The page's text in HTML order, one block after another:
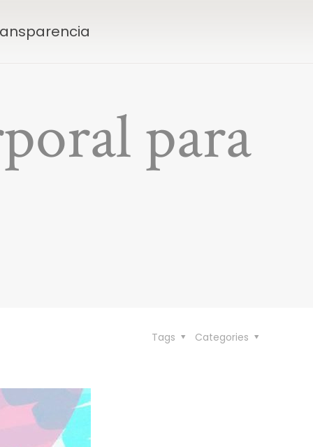
para
Categories
Tags